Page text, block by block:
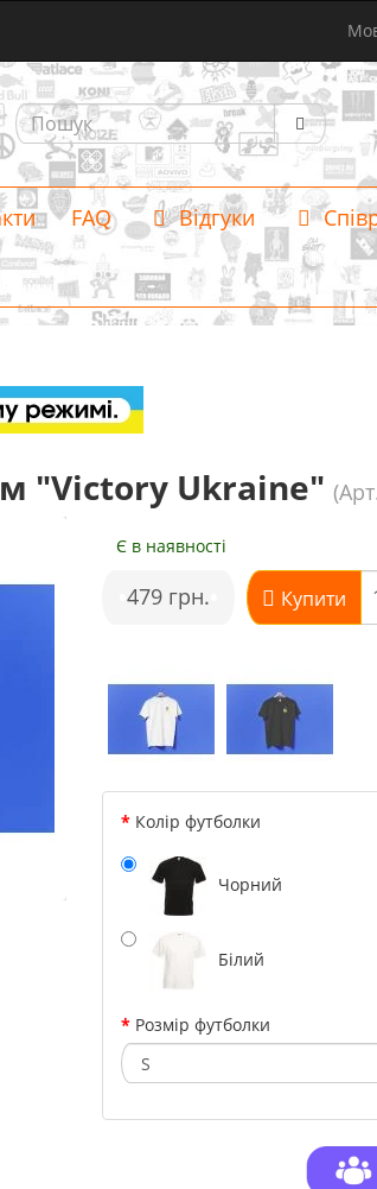
FAQ Відгуки
"Victory Ukraine"
Є в наявності
•479 грн. Купити
Колір футболки
Чорний
Білий
Розмір футболки